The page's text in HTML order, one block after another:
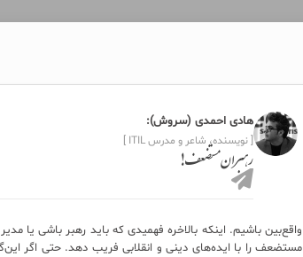
هادی احمدی (سروش):
[ نویسنده، شاعر و مدرس ITIL ]
رهبران مستضعف!
واقع‌بین باشیم. اینکه بالاخره فهمیدی که باید رهبر باشی یا
مستضعف را با ایده‌های دینی و انقلابی فریب دهد. حتی اگر